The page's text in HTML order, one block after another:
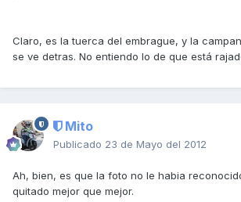
Claro, es la tuerca del embrague, y la
se ve detras. No entiendo lo de que está
Mito
Publicado 23 de Mayo del 2012
Ah, bien, es que la foto no le habia
quitado mejor que mejor.